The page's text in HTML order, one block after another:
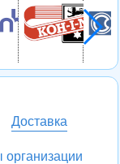
Доставка
организации